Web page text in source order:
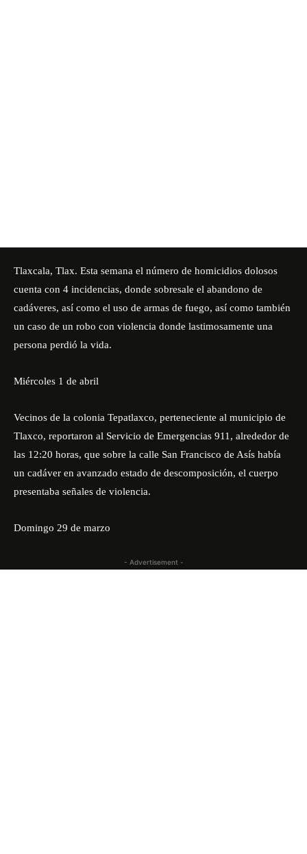
Tlaxcala, Tlax. Esta semana el número de homicidios dolosos
cuenta con 4 incidencias, donde sobresale el abandono de
cadáveres, así como el uso de armas de fuego, así como también
un caso de un robo con violencia donde lastimosamente una
persona perdió la vida.
Miércoles 1 de abril
Vecinos de la colonia Tepatlaxco, perteneciente al municipio de
Tlaxco, reportaron al Servicio de Emergencias 911, alrededor de
las 12:20 horas, que sobre la calle San Francisco de Asís había
un cadáver en avanzado estado de descomposición, el cuerpo
presentaba señales de violencia.
Domingo 29 de marzo
- Advertisement -